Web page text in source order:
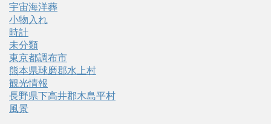
宇宙海洋葬
小物入れ
時計
未分類
東京都調布市
熊本県球磨郡水上村
観光情報
長野県下高井郡木島平村
風景